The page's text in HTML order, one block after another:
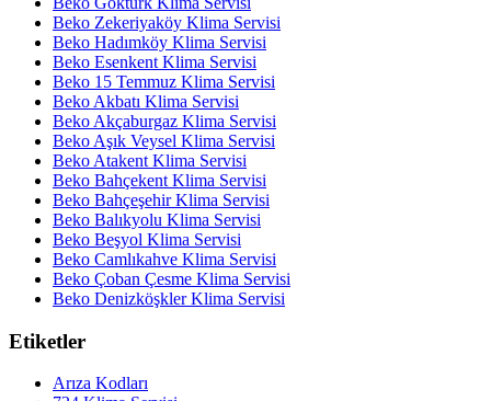
Beko Zekeriyaköy Klima Servisi
Beko Hadımköy Klima Servisi
Beko Esenkent Klima Servisi
Beko 15 Temmuz Klima Servisi
Beko Akbatı Klima Servisi
Beko Akçaburgaz Klima Servisi
Beko Aşık Veysel Klima Servisi
Beko Atakent Klima Servisi
Beko Bahçekent Klima Servisi
Beko Bahçeşehir Klima Servisi
Beko Balıkyolu Klima Servisi
Beko Beşyol Klima Servisi
Beko Camlıkahve Klima Servisi
Beko Çoban Çesme Klima Servisi
Beko Denizköşkler Klima Servisi
Etiketler
Arıza Kodları